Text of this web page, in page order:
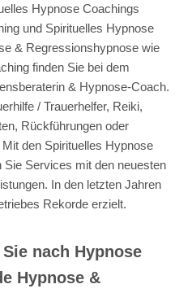
Hypnose Coachings
und Spirituelles Hypnose
& Regressionshypnose wie
finden Sie bei dem
& Hypnose-Coach.
/ Trauerhelfer, Reiki,
Rückführungen oder
den Spirituelles Hypnose
Services mit den neuesten
In den letzten Jahren
Rekorde erzielt.
nach Hypnose
Hypnose &